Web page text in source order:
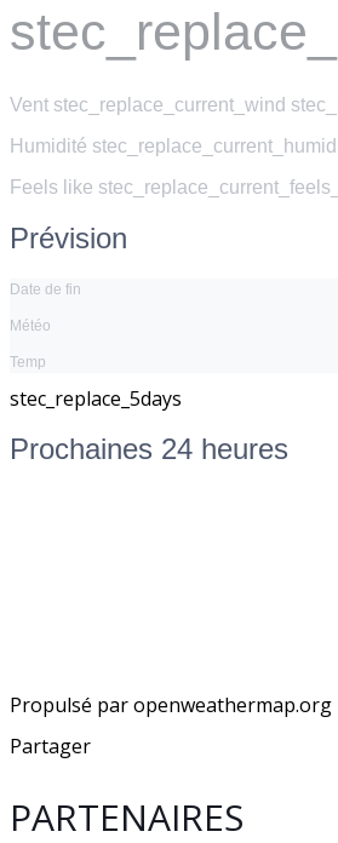
Vent stec_replace_current_wind
Humidité
Feels like
Prévision
Date de fin
Météo
Temp
stec_replace_5days
Prochaines 24 heures
Propulsé par openweathermap.org
Partager
PARTENAIRES